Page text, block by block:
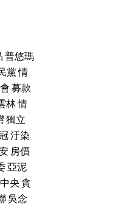
普悠瑪
黨情
募款
林情
獨立
汙染
房價
亞泥
中央貪
吳念